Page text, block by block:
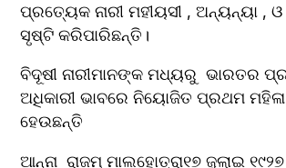
ପ୍ରତ୍ୟେକ ନାରୀ ମହୀୟସୀ , ଅନ୍ୟନ୍ୟା ,
ସୃଷ୍ଟି କରିପାରିଛନ୍ତି।
ବିଦୂଷୀ ନାରୀମାନଙ୍କ ମଧ୍ୟରୁ  ଭାରତର
ଅଧିକାରୀ ଭାବରେ ନିୟୋଜିତ ପ୍ରଥମ
ହେଉଛନ୍ତି
ଆନ୍ନା  ରାଜମ୍ ମାଲହୋତ୍ରା୧୭ ଜୁଲାଇ